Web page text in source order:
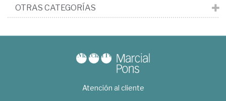
OTRAS CATEGORÍAS
Atención al cliente